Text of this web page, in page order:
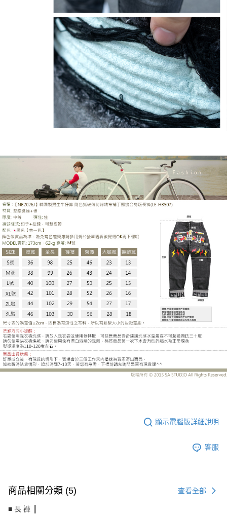
顯示電腦版詳細說明
客服
商品相關分類 (5) 查看全部
■ 長 褲 ║